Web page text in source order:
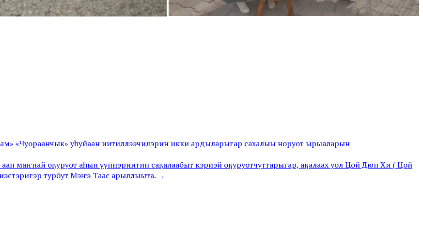
«Чуораанчык» уһуйаан иитиллээчилэрин икки ардыларыгар сахалыы норуот ырыаларын
маҥнай оҕуруот аһын үүннэриитин саҕалаабыт кэриэй оҕуруотчуттарыгар, аҕалаах уол Цой Дюн Хи ( Цой
турбут Мэҥэ Таас арыллыыта. →